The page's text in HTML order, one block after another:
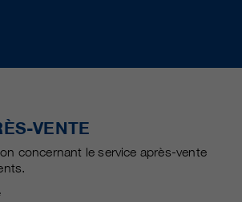
VENTE
concernant le service après-vente